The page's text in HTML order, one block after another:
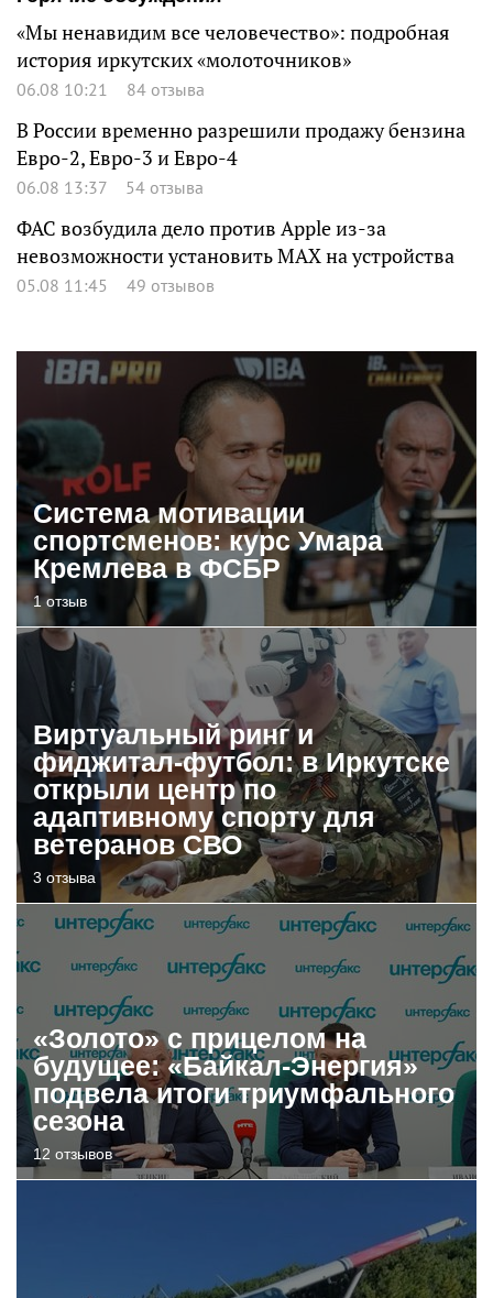
«Мы ненавидим все человечество»: подробная
история иркутских «молоточников»
06.08 10:21 84 отзыва
В России временно разрешили продажу бензина
Евро-2, Евро-3 и Евро-4
06.08 13:37 54 отзыва
ФАС возбудила дело против Apple из-за
невозможности установить MAX на устройства
05.08 11:45 49 отзывов
Система мотивации
спортсменов: курс Умара
Кремлева в ФСБР
1 отзыв
Виртуальный ринг и
фиджитал-футбол: в Иркутске
открыли центр по
адаптивному спорту для
ветеранов СВО
3 отзыва
«Золото» с прицелом на
будущее: «Байкал-Энергия»
подвела итоги триумфального
сезона
12 отзывов